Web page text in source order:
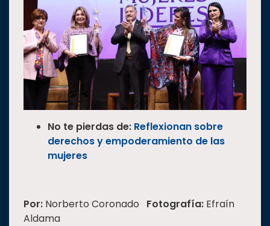
No te pierdas de: Reflexionan sobre
derechos y empoderamiento de las
mujeres
Por: Norberto Coronado Fotografía: Efraín
Aldama